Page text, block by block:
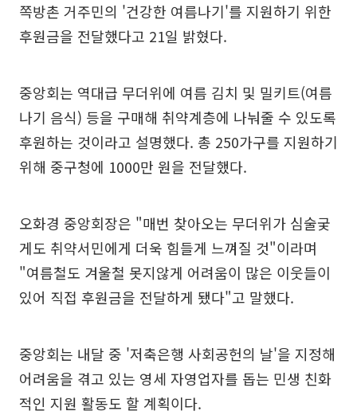
쪽방촌 거주민의 '건강한 여름나기'를 지원하기 위한
후원금을 전달했다고 21일 밝혔다.
중앙회는 역대급 무더위에 여름 김치 및 밀키트(여름
나기 음식) 등을 구매해 취약계층에 나눠줄 수 있도록
후원하는 것이라고 설명했다. 총 250가구를 지원하기
위해 중구청에 1000만 원을 전달했다.
오화경 중앙회장은 "매번 찾아오는 무더위가 심술궂
게도 취약서민에게 더욱 힘들게 느껴질 것"이라며
"여름철도 겨울철 못지않게 어려움이 많은 이웃들이
있어 직접 후원금을 전달하게 됐다"고 말했다.
중앙회는 내달 중 '저축은행 사회공헌의 날'을 지정해
어려움을 겪고 있는 영세 자영업자를 돕는 민생 친화
적인 지원 활동도 할 계획이다.